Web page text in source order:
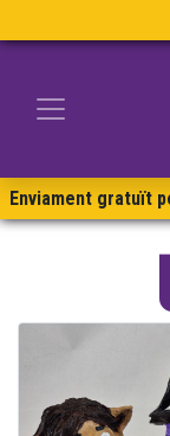
Enviament gratuït